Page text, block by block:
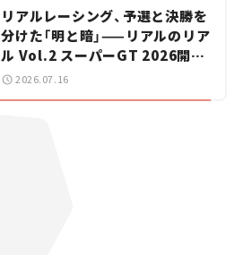
リアルレーシング、予選と決勝を
分けた「明と暗」——リアルのリア
ル Vol.2 スーパーGT 2026開幕
戦 岡山国際サーキット
2026.07.16